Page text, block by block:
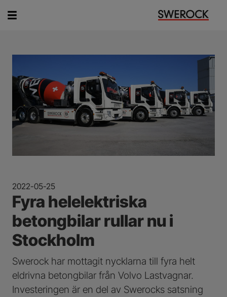
2022-05-25
Fyra helelektriska
betongbilar rullar nu i
Stockholm
Swerock har mottagit nycklarna till fyra helt
eldrivna betongbilar från Volvo Lastvagnar.
Investeringen är en del av Swerocks satsning